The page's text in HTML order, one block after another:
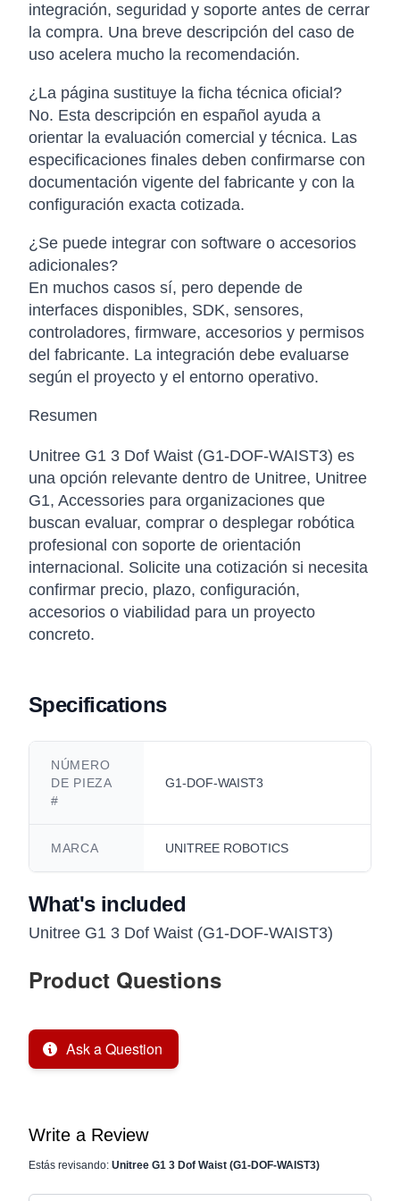
integración, seguridad y soporte antes de cerrar
la compra. Una breve descripción del caso de
uso acelera mucho la recomendación.
¿La página sustituye la ficha técnica oficial?
No. Esta descripción en español ayuda a
orientar la evaluación comercial y técnica. Las
especificaciones finales deben confirmarse con
documentación vigente del fabricante y con la
configuración exacta cotizada.
¿Se puede integrar con software o accesorios
adicionales?
En muchos casos sí, pero depende de
interfaces disponibles, SDK, sensores,
controladores, firmware, accesorios y permisos
del fabricante. La integración debe evaluarse
según el proyecto y el entorno operativo.
Resumen
Unitree G1 3 Dof Waist (G1-DOF-WAIST3) es
una opción relevante dentro de Unitree, Unitree
G1, Accessories para organizaciones que
buscan evaluar, comprar o desplegar robótica
profesional con soporte de orientación
internacional. Solicite una cotización si necesita
confirmar precio, plazo, configuración,
accesorios o viabilidad para un proyecto
concreto.
Specifications
NÚMERO
DE PIEZA
#
G1-DOF-WAIST3
MARCA UNITREE ROBOTICS
What's included
Unitree G1 3 Dof Waist (G1-DOF-WAIST3)
Product Questions
Ask a Question
Write a Review
Estás revisando: Unitree G1 3 Dof Waist (G1-DOF-WAIST3)